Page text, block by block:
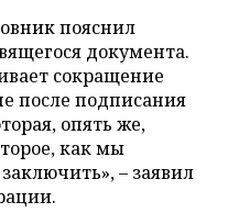
пояснил
документа.
сокращение
после подписания
опять же,
как мы
– заявил